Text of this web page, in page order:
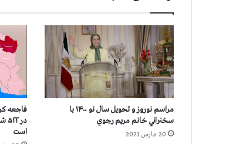
د
ر
۳
۴
۷
ش
ر
ک
ش
و
مراسم نوروز و تحویل سال نو ۱۴۰۰ با
سخنراني خانم مريم رجوي
20 مارس 2021
فاجعه
است